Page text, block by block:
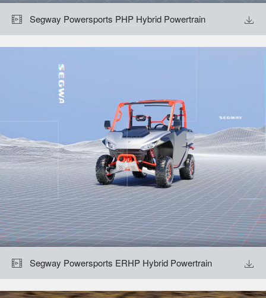
 Segway Powersports PHP Hybrid Powertrain 
 Segway Powersports ERHP Hybrid Powertrain 